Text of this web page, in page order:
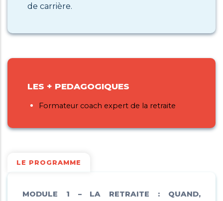
de carrière.
LES + PEDAGOGIQUES
Formateur coach expert de la retraite
LE PROGRAMME
MODULE 1 – LA RETRAITE : QUAND,